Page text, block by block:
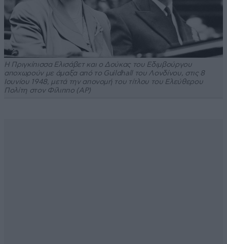
Η Πριγκίπισσα Ελισάβετ και ο Δούκας του Εδιμβούργου
αποχωρούν με άμαξα από το Guildhall του Λονδίνου, στις 8
Ιουνίου 1948, μετά την απονομή του τίτλου του Ελεύθερου
Πολίτη στον Φίλιππο (AP)